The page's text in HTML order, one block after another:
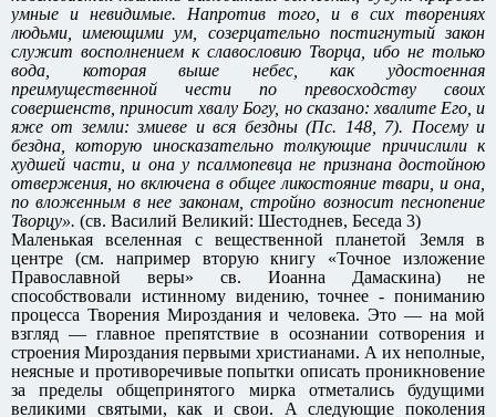
умные и невидимые. Напротив того, и в сих творениях
людьми, имеющими ум, созерцательно постигнутый закон
служит восполнением к славословию Творца, ибо не только
вода, которая выше небес, как удостоенная
преимущественной чести по превосходству своих
совершенств, приносит хвалу Богу, но сказано: хвалите Его, и
яже от земли: змиеве и вся бездны (Пс. 148, 7). Посему и
бездна, которую иносказательно толкующие причислили к
худшей части, и она у псалмопевца не признана достойною
отвержения, но включена в общее ликостояние твари, и она,
по вложенным в нее законам, стройно возносит песнопение
Творцу». (св. Василий Великий: Шестоднев, Беседа 3)
Маленькая вселенная с вещественной планетой Земля в
центре (см. например вторую книгу «Точное изложение
Православной веры» св. Иоанна Дамаскина) не
способствовали истинному видению, точнее - пониманию
процесса Творения Мироздания и человека. Это — на мой
взгляд — главное препятствие в осознании сотворения и
строения Мироздания первыми христианами. А их неполные,
неясные и противоречивые попытки описать проникновение
за пределы общепринятого мирка отметались будущими
великими святыми, как и свои. А следующие поколения